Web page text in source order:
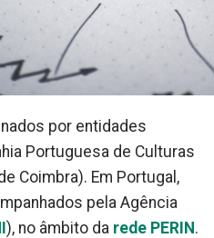
por entidades
Portuguesa de Culturas
Coimbra). Em Portugal,
pela Agência
), no âmbito da rede PERIN .